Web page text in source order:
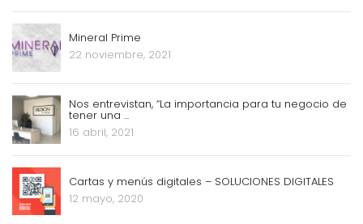
Mineral Prime
22 noviembre, 2021
Nos entrevistan, “La importancia para tu negocio de
tener una ...
16 abril, 2021
Cartas y menús digitales – SOLUCIONES DIGITALES
12 mayo, 2020